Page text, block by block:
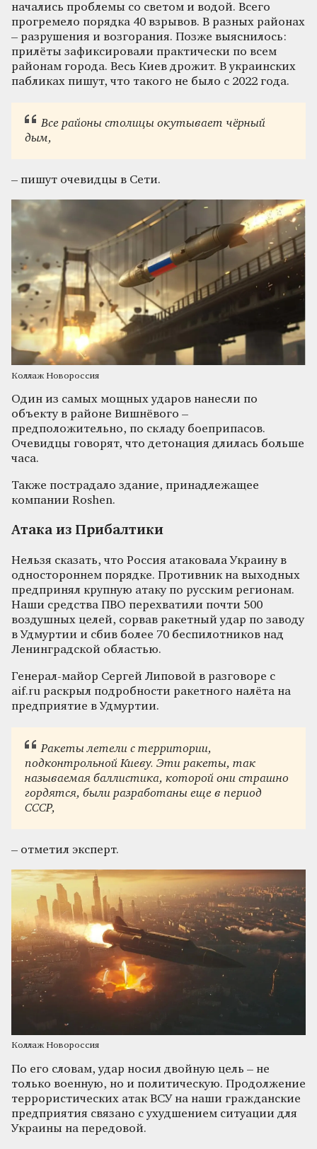
начались проблемы со светом и водой. Всего
прогремело порядка 40 взрывов. В разных районах
– разрушения и возгорания. Позже выяснилось:
прилёты зафиксировали практически по всем
районам города. Весь Киев дрожит. В украинских
пабликах пишут, что такого не было с 2022 года.
Все районы столицы окутывает чёрный
дым,
– пишут очевидцы в Сети.
Коллаж Новороссия
Один из самых мощных ударов нанесли по
объекту в районе Вишнёвого –
предположительно, по складу боеприпасов.
Очевидцы говорят, что детонация длилась больше
часа.
Также пострадало здание, принадлежащее
компании Roshen.
Атака из Прибалтики
Нельзя сказать, что Россия атаковала Украину в
одностороннем порядке. Противник на выходных
предпринял крупную атаку по русским регионам.
Наши средства ПВО перехватили почти 500
воздушных целей, сорвав ракетный удар по заводу
в Удмуртии и сбив более 70 беспилотников над
Ленинградской областью.
Генерал-майор Сергей Липовой в разговоре с
aif.ru раскрыл подробности ракетного налёта на
предприятие в Удмуртии.
Ракеты летели с территории,
подконтрольной Киеву. Эти ракеты, так
называемая баллистика, которой они страшно
гордятся, были разработаны еще в период
СССР,
– отметил эксперт.
Коллаж Новороссия
По его словам, удар носил двойную цель – не
только военную, но и политическую. Продолжение
террористических атак ВСУ на наши гражданские
предприятия связано с ухудшением ситуации для
Украины на передовой.